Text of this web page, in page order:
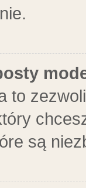
to
są